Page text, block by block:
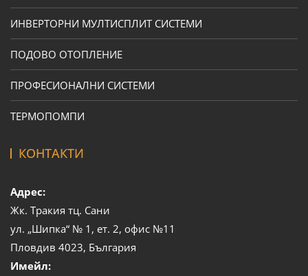
ИНВЕРТОРНИ МУЛТИСПЛИТ СИСТЕМИ
ПОДОВО ОТОПЛЕНИЕ
ПРОФЕСИОНАЛНИ СИСТЕМИ
ТЕРМОПОМПИ
КОНТАКТИ
Адрес:
Жк. Тракия тц. Сани
ул. „Шипка“ № 1, ет. 2, офис №11
Пловдив 4023, България
Имейл: